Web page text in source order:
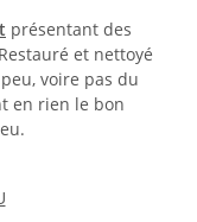
présentant des
et nettoyé
voire pas du
en rien le bon